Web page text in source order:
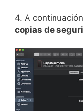
4. A
copias de